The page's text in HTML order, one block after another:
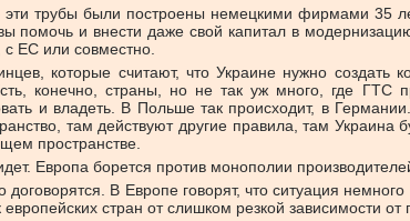
эти трубы были построены немецкими фирмами
помочь и внести даже свой капитал в
с ЕС или совместно.
которые считают, что Украине нужно
конечно, страны, но не так уж много, где
и владеть. В Польше так происходит, в
там действуют другие правила, там
пространстве.
Европа борется против монополии
В Европе говорят, что ситуация
стран от слишком резкой зависимости от